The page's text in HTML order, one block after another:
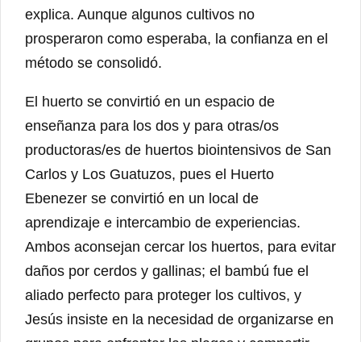
explica. Aunque algunos cultivos no
prosperaron como esperaba, la confianza en el
método se consolidó.
El huerto se convirtió en un espacio de
enseñanza para los dos y para otras/os
productoras/es de huertos biointensivos de San
Carlos y Los Guatuzos, pues el Huerto
Ebenezer se convirtió en un local de
aprendizaje e intercambio de experiencias.
Ambos aconsejan cercar los huertos, para evitar
daños por cerdos y gallinas; el bambú fue el
aliado perfecto para proteger los cultivos, y
Jesús insiste en la necesidad de organizarse en